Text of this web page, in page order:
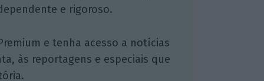
e rigoroso.
e tenha acesso a notícias
às reportagens e especiais que